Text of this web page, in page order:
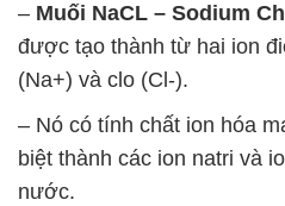
– Muối NaCL – Sodium
được tạo thành từ hai ion
(Na+) và clo (Cl-).
– Nó có tính chất ion hóa
biệt thành các ion natri và
nước.